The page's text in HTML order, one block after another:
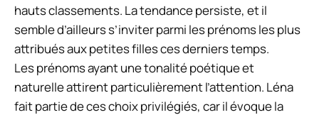
hauts classements. La tendance persiste, et il
semble d’ailleurs s’inviter parmi les prénoms les plus
attribués aux petites filles ces derniers temps.
Les prénoms ayant une tonalité poétique et
naturelle attirent particulièrement l’attention. Léna
fait partie de ces choix privilégiés, car il évoque la